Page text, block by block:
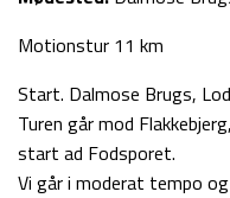
Motionstur 11 km
Start. Dalmose Brugs,
Turen går mod
start ad Fodsporet.
Vi går i moderat tempo